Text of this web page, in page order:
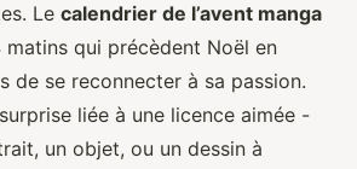
Le calendrier de l’avent manga
qui précèdent Noël en
de se reconnecter à sa passion.
liée à une licence aimée -
un objet, ou un dessin à